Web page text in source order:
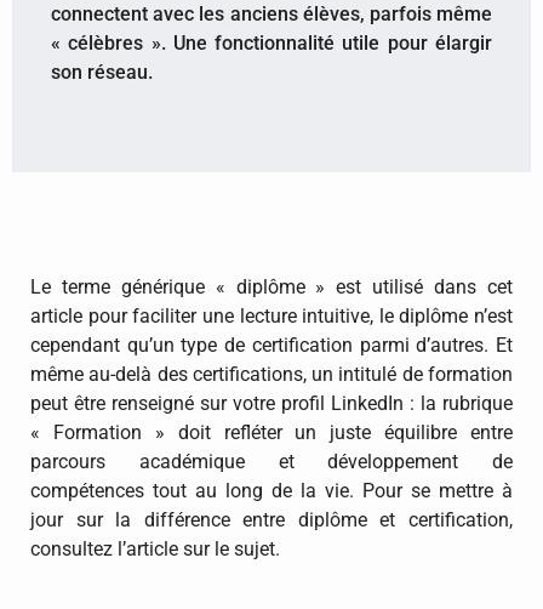
connectent avec les anciens élèves, parfois même
« célèbres ». Une fonctionnalité utile pour élargir
son réseau.
Le terme générique « diplôme » est utilisé dans cet
article pour faciliter une lecture intuitive, le diplôme n’est
cependant qu’un type de certification parmi d’autres. Et
même au-delà des certifications, un intitulé de formation
peut être renseigné sur votre profil LinkedIn : la rubrique
« Formation » doit refléter un juste équilibre entre
parcours académique et développement de
compétences tout au long de la vie. Pour se mettre à
jour sur la différence entre diplôme et certification,
consultez l’article sur le sujet.